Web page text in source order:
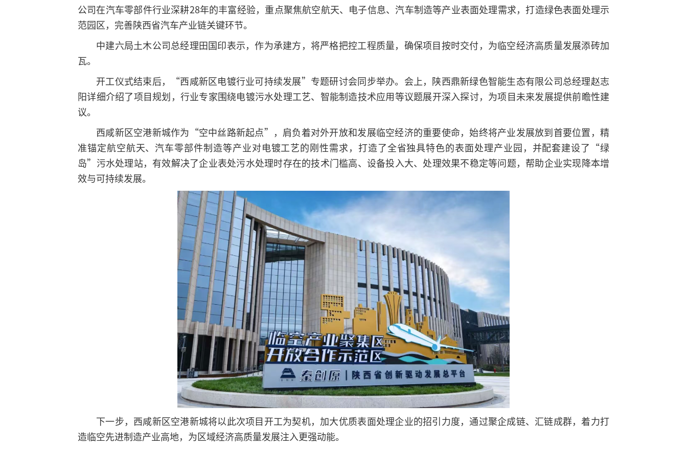
公司在汽车零部件行业深耕28年的丰富经验，重点聚焦航空航天、电子信息、汽车制造等产业表面处理需求，打造绿色表面处理示
范园区，完善陕西省汽车产业链关键环节。
中建六局土木公司总经理田国印表示，作为承建方，将严格把控工程质量，确保项目按时交付，为临空经济高质量发展添砖加
瓦。
开工仪式结束后，“西咸新区电镀行业可持续发展”专题研讨会同步举办。会上，陕西鼎新绿色智能生态有限公司总经理赵志
阳详细介绍了项目规划，行业专家围绕电镀污水处理工艺、智能制造技术应用等议题展开深入探讨，为项目未来发展提供前瞻性建
议。
西咸新区空港新城作为“空中丝路新起点”，肩负着对外开放和发展临空经济的重要使命，始终将产业发展放到首要位置，精
准锚定航空航天、汽车零部件制造等产业对电镀工艺的刚性需求，打造了全省独具特色的表面处理产业园，并配套建设了“绿
岛”污水处理站，有效解决了企业表处污水处理时存在的技术门槛高、设备投入大、处理效果不稳定等问题，帮助企业实现降本增
效与可持续发展。
下一步，西咸新区空港新城将以此次项目开工为契机，加大优质表面处理企业的招引力度，通过聚企成链、汇链成群，着力打
造临空先进制造产业高地，为区域经济高质量发展注入更强动能。